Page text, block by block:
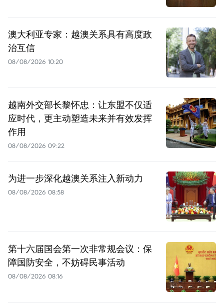
澳大利亚专家：越澳关系具有高度政
治互信
08/08/2026 10:20
越南外交部长黎怀忠：让东盟不仅适
应时代，更主动塑造未来并有效发挥
作用
08/08/2026 09:22
为进一步深化越澳关系注入新动力
08/08/2026 08:58
第十六届国会第一次非常规会议：保
障国防安全，不妨碍民事活动
08/08/2026 08:16